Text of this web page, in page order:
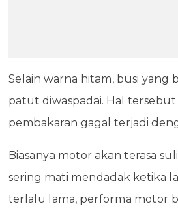
Selain warna hitam, busi yang
patut diwaspadai. Hal
pembakaran gagal terjadi
Biasanya motor akan terasa
sering mati mendadak ketika
terlalu lama, performa motor